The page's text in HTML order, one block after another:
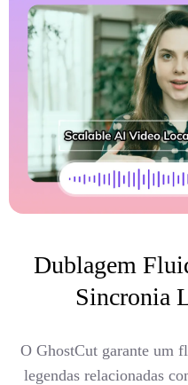
Dublagem
Sincronia
O GhostCut garante um
legendas relacionadas